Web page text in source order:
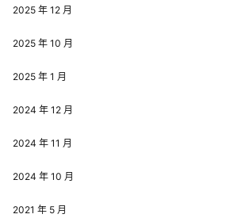
2025 年 12 月
2025 年 10 月
2025 年 1 月
2024 年 12 月
2024 年 11 月
2024 年 10 月
2021 年 5 月